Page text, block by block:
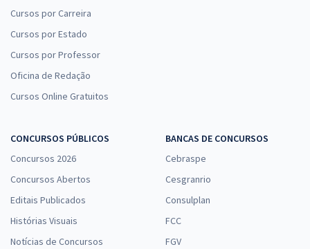
Cursos por Carreira
Cursos por Estado
Cursos por Professor
Oficina de Redação
Cursos Online Gratuitos
CONCURSOS PÚBLICOS
Concursos 2026
Concursos Abertos
Editais Publicados
Histórias Visuais
Notícias de Concursos
BANCAS DE CONCURSOS
Cebraspe
Cesgranrio
Consulplan
FCC
FGV